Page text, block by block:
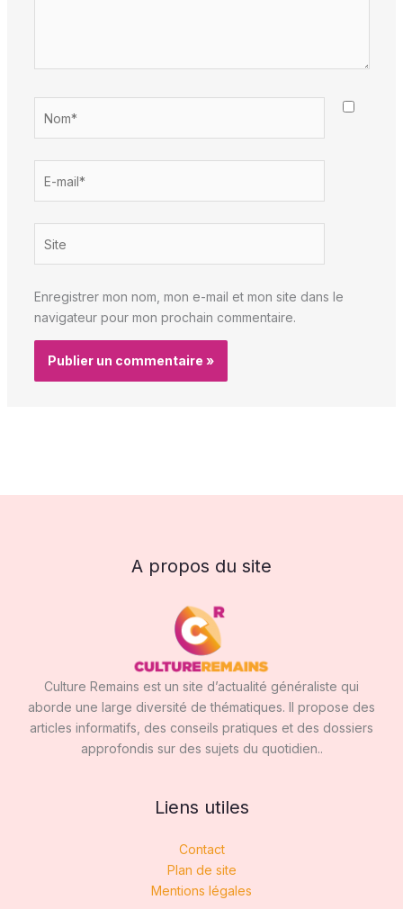
mail*
Enregistrer mon nom, mon e-mail et mon site dans le
navigateur pour mon prochain commentaire.
A propos du site
Culture Remains est un site d’actualité généraliste qui
aborde une large diversité de thématiques. Il propose des
articles informatifs, des conseils pratiques et des dossiers
approfondis sur des sujets du quotidien..
Liens utiles
Contact
Plan de site
Mentions légales